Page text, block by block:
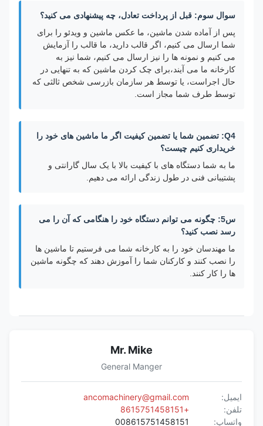
سوال سوم: قبل از پرداخت تعادل، چه پیشنهادی می کنید؟
پس از آماده شدن ماشین، ما عکس ماشین و ویدئو را برای
شما ارسال می کنیم، اگر قالب دارید، ما قالب را آزمایش
می کنیم و نمونه ها را نیز ارسال می کنیم، شما نیز به
کارخانه ما می آیند،برای چک کردن ماشین که به تنهایی در
حال اجراست، یا توسط هر سازمان بازرسی شخص ثالثی که
توسط طرف شما مجاز است.
Q4: تضمین شما یا تضمین کیفیت اگر ما ماشین های خود را
خریداری کنیم چیست؟
ما به شما دستگاه های با کیفیت بالا با یک سال گارانتی و
پشتیبانی فنی در طول زندگی ارائه می دهیم.
س5: چگونه می توانم دستگاه خود را هنگامی که آن را می
رسد نصب کنید؟
ما مهندسان خود را به کارخانه شما می فرستیم تا ماشین ها
را نصب کنند و کارکنان شما را آموزش دهند که چگونه ماشین
ها را کار کنند.
Mr. Mike
General Manger
ایمیل:
ancomachinery@gmail.com
واتساپ:
008615751458151